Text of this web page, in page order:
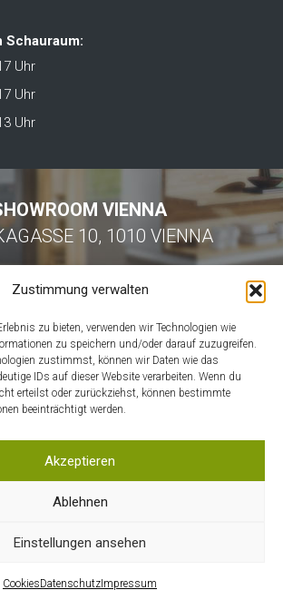
Zustimmung verwalten
zu bieten, verwenden wir Technologien wie
zu speichern und/oder darauf zuzugreifen.
zustimmst, können wir Daten wie das
IDs auf dieser Website verarbeiten. Wenn du
erteilst oder zurückziehst, können bestimmte
beeinträchtigt werden.
Akzeptieren
Ablehnen
Einstellungen ansehen
CookiesDatenschutz Impressum
Uhr
Uhr
Uhr
VIENNA
10, 1010 VIENNA
HOME
KONTAKT
MEIN ACCOUNT
WARENKORB
DATENSCHUTZ
IMPRESSUM